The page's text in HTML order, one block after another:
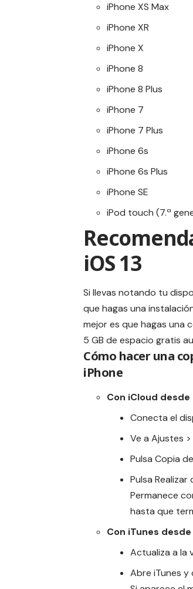
iPhone XS Max
iPhone XR
iPhone X
iPhone 8
iPhone 8 Plus
iPhone 7
iPhone 7 Plus
iPhone 6s
iPhone 6s Plus
iPhone SE
iPod touch (7.ª
iOS 13
Si llevas notando tu
que hagas una
mejor es que hagas una
5 GB de espacio gratis
Cómo hacer una
iPhone
Con iCloud desde
Conecta el
Ve a Ajustes
Pulsa Copia
Pulsa
Permanece
hasta que
Con iTunes
Actualiza a la
Abre iTunes